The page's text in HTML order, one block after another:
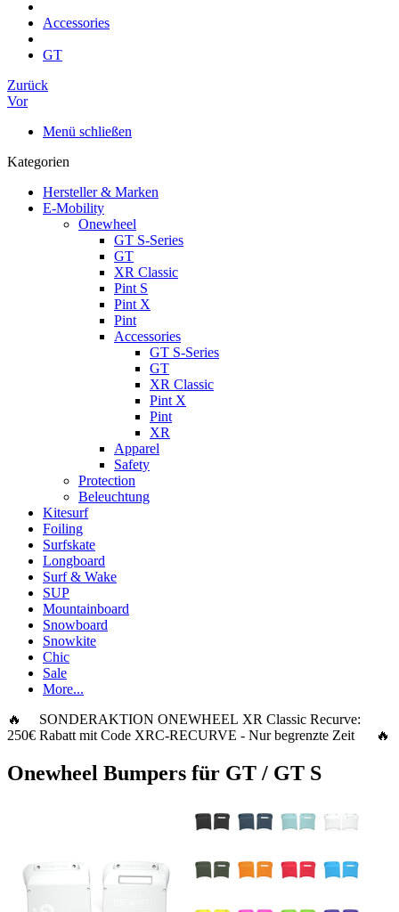
Accessories
GT
Zurück
Vor
Menü schließen
Kategorien
Hersteller & Marken
E-Mobility
Onewheel
GT S-Series
GT
XR Classic
Pint S
Pint X
Pint
Accessories
GT S-Series
GT
XR Classic
Pint X
Pint
XR
Apparel
Safety
Protection
Beleuchtung
Kitesurf
Foiling
Surfskate
Longboard
Surf & Wake
SUP
Mountainboard
Snowboard
Snowkite
Chic
Sale
More...
🔥 SONDERAKTION ONEWHEEL XR Classic Recurve:
250€ Rabatt mit Code XRC-RECURVE - Nur begrenzte Zeit 🔥
Onewheel Bumpers für GT / GT S